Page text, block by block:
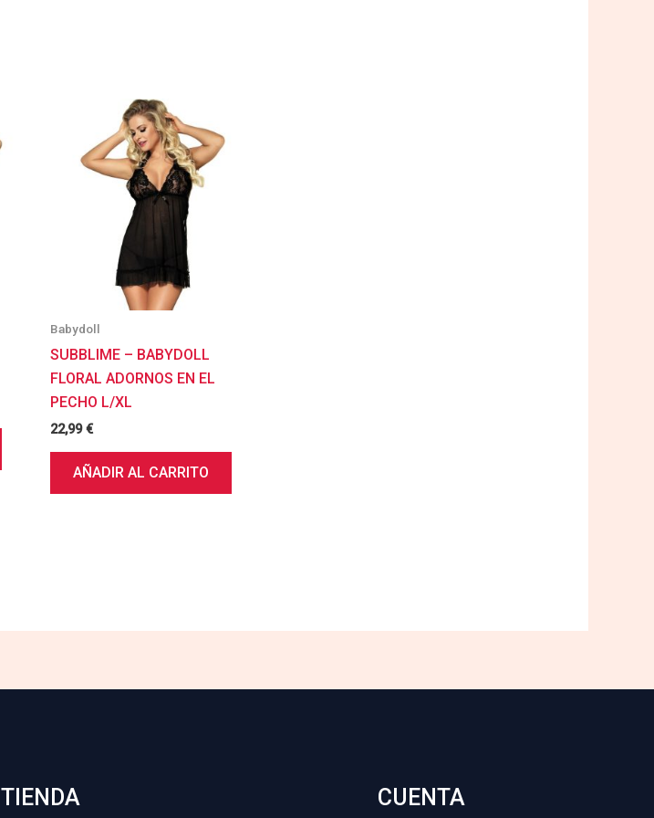
Babydoll
SUBBLIME – BABYDOLL
FLORAL ADORNOS EN EL
PECHO L/XL
22,99€
AÑADIR AL CARRITO
TIENDA CUENTA